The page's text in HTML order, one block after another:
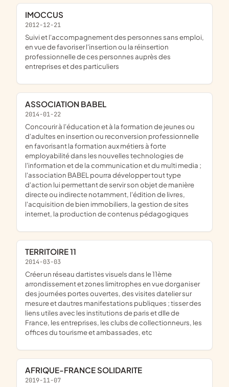
IMOCCUS
2012-12-21
suivi et l'accompagnement des personnes sans emploi,
en vue de favoriser l'insertion ou la réinsertion
professionnelle de ces personnes auprès des
entreprises et des particuliers
ASSOCIATION BABEL
2014-01-22
concourir à l'éducation et à la formation de jeunes ou
d'adultes en insertion ou reconversion professionnelle
en favorisant la formation aux métiers à forte
employabilité dans les nouvelles technologies de
l'information et de la communication et du multi media ;
l'association BABEL pourra développer tout type
d'action lui permettant de servir son objet de manière
directe ou indirecte notamment, l'édition de livres,
l'acquisition de bien immobiliers, la gestion de sites
internet, la production de contenus pédagogiques
TERRITOIRE 11
2014-03-03
créer un réseau dartistes visuels dans le 11ème
arrondissement et zones limitrophes en vue dorganiser
des journées portes ouvertes, des visites datelier sur
mesure et dautres manifestations publiques ; tisser des
liens utiles avec les institutions de paris et dIle de
France, les entreprises, les clubs de collectionneurs, les
offices du tourisme et ambassades, etc
AFRIQUE-FRANCE SOLIDARITE
2019-11-07